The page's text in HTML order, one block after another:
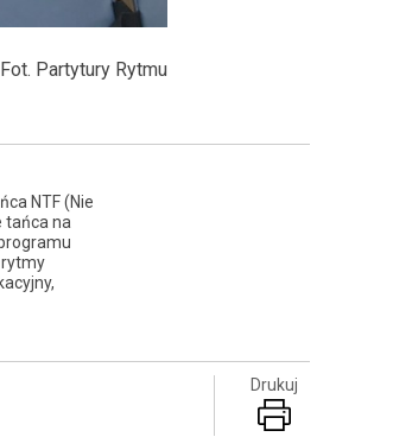
Partytury Rytmu
NTF (Nie
tańca na
Drukuj